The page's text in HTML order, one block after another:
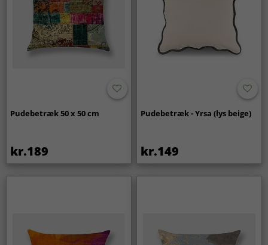
Pudebetræk 50 x 50 cm
kr.189
Pudebetræk - Yrsa (lys beige)
kr.149